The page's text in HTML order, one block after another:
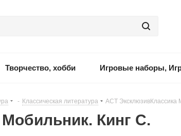
Творчество, хобби Игровые наборы,
- Классическая литература - АСТ ЭксклюзивКлассика
Кинг С.